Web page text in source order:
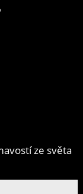
ze světa